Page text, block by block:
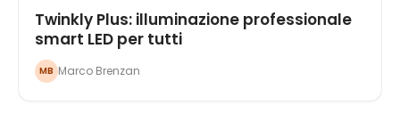
Twinkly Plus: illuminazione professionale
smart LED per tutti
MB Marco Brenzan